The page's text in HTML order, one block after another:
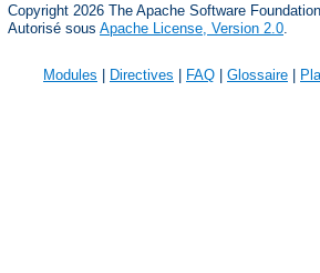
Copyright 2026 The Apache Software Foundation.
Autorisé sous Apache License, Version 2.0
Modules | Directives | FAQ | Glossaire |